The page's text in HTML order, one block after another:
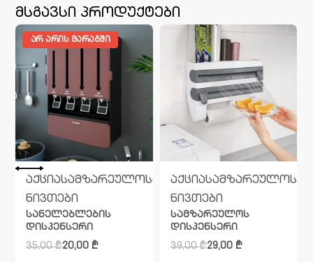
მსგავსი პროდუქტები
ᲐᲠ ᲐᲠᲘᲡ ᲛᲐᲠᲐᲒᲨᲘ
აქციასამზარეულოსაყოფაცხოვრებო
ნივთები
სანელებლების
დისპენსერი
35,00₾20,00 ₾
აქციასამზარეულო
ნივთები
სამზარეულოს
დისპენსერი
39,00₾29,00 ₾